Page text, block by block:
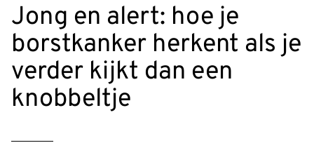
Jong en alert: hoe je
borstkanker herkent als je
verder kijkt dan een
knobbeltje